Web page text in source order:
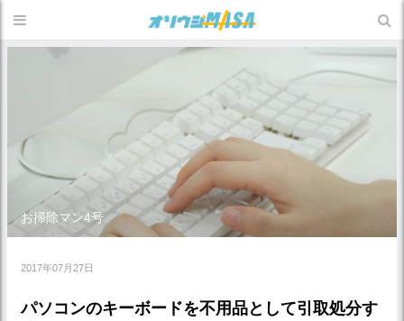
お掃除マン4号
2017年07月27日
パソコンのキーボードを不用品として引取処分す